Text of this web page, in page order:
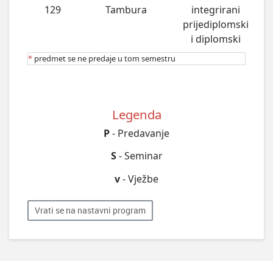
129 Tambura
integrirani
prijediplomski
i diplomski
* predmet se ne predaje u tom semestru
Legenda
P- Predavanje
S- Seminar
v- Vježbe
Vrati se na nastavni program